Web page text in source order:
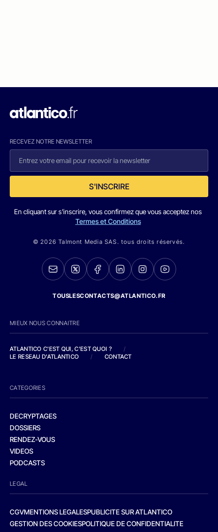
RECEVEZ NOTRE NEWSLETTER
S'INSCRIRE
En cliquant sur s'inscrire, vous confirmez que vous acceptez nos
Termes et Conditions
© 2026 Talmont Media SAS. tous droits réservés.
TOUSLESCONTACTS@ATLANTICO.FR
MIEUX NOUS CONNAITRE
ATLANTICO C'EST QUI, C'EST QUOI ?
/
LE RESEAU D'ATLANTICO
/ CONTACT
CATEGORIES
DECRYPTAGES
DOSSIERS
RENDEZ-VOUS
VIDEOS
PODCASTS
LEGAL
CGVMENTIONS LEGALESPUBLICITE SUR ATLANTICO
GESTION DES COOKIESPOLITIQUE DE CONFIDENTIALITE